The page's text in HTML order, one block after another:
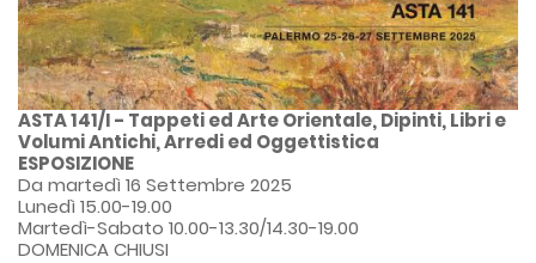
ASTA 141/I - Tappeti ed Arte Orientale, Dipinti, Libri e
Volumi Antichi, Arredi ed Oggettistica
ESPOSIZIONE
Da martedì 16 Settembre 2025
Lunedì 15.00-19.00
Martedì-Sabato 10.00-13.30/14.30-19.00
DOMENICA CHIUSI